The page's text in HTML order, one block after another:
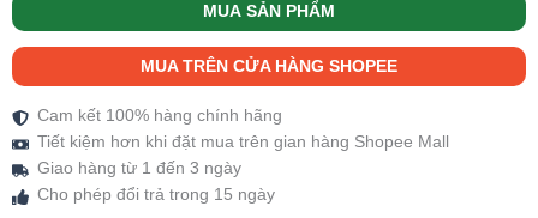
MUA SẢN PHẨM
MUA TRÊN CỬA HÀNG SHOPEE
Cam kết 100% hàng chính hãng
Tiết kiệm hơn khi đặt mua trên gian hàng Shopee Mall
Giao hàng từ 1 đến 3 ngày
Cho phép đổi trả trong 15 ngày